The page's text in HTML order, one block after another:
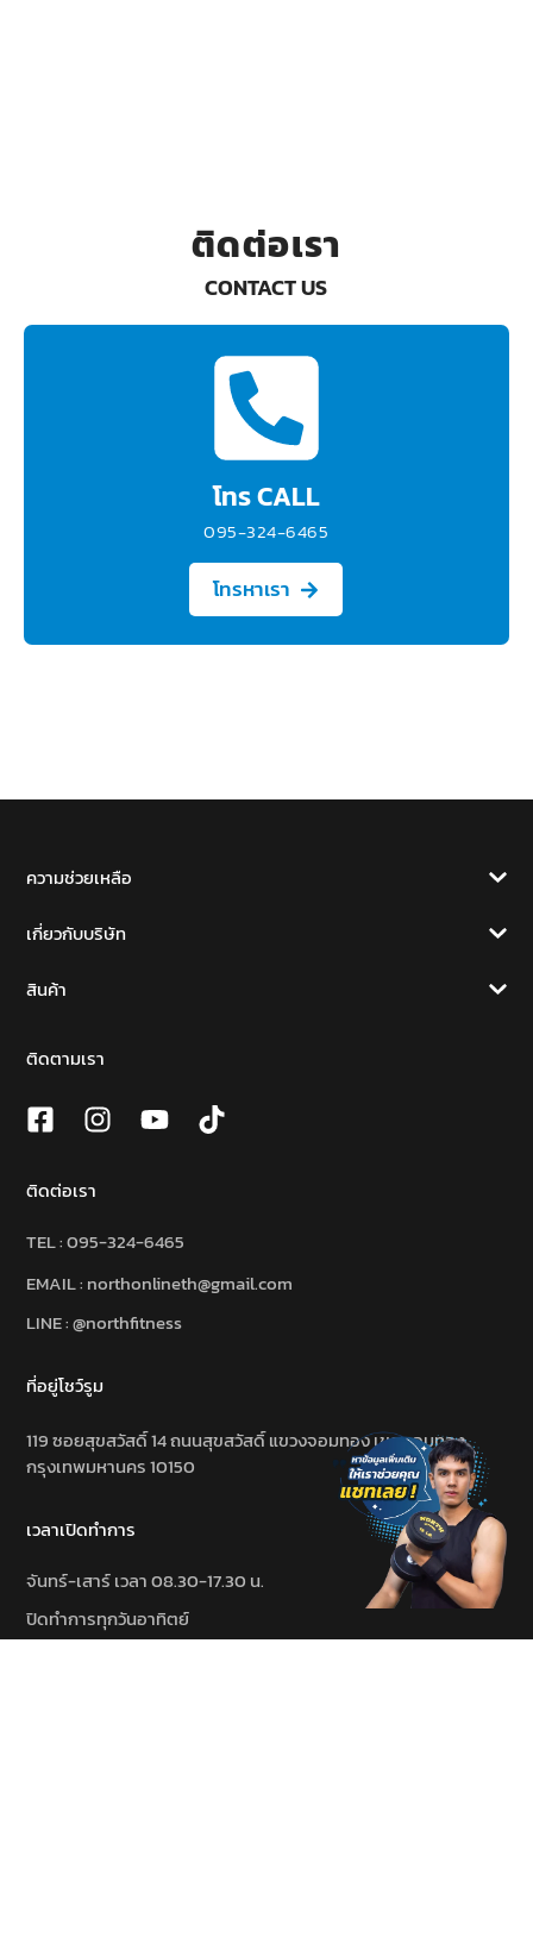
CONTACT US
ติดต่อเรา
095-324-6465
โทร CALL
โทรหาเรา
ความช่วยเหลือ
เกี่ยวกับบริษัท
สินค้า
ติดตามเรา
ติดต่อเรา
TEL :095-324-6465
EMAIL : northonlineth@gmail.com
LINE : @northfitness
ที่อยู่โชว์รูม
119 ซอยสุขสวัสดิ์ 14 ถนนสุขสวัสดิ์ แขวงจอมทอง เขตจอมทอง
กรุงเทพมหานคร 10150
เวลาเปิดทำการ
จันทร์-เสาร์ เวลา 08.30-17.30 น.
ปิดทำการทุกวันอาทิตย์